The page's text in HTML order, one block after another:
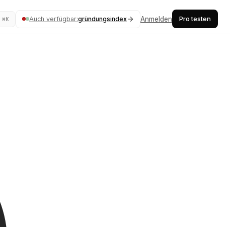
⌘K Auch verfügbar:gründungsindex Anmelden Pro testen